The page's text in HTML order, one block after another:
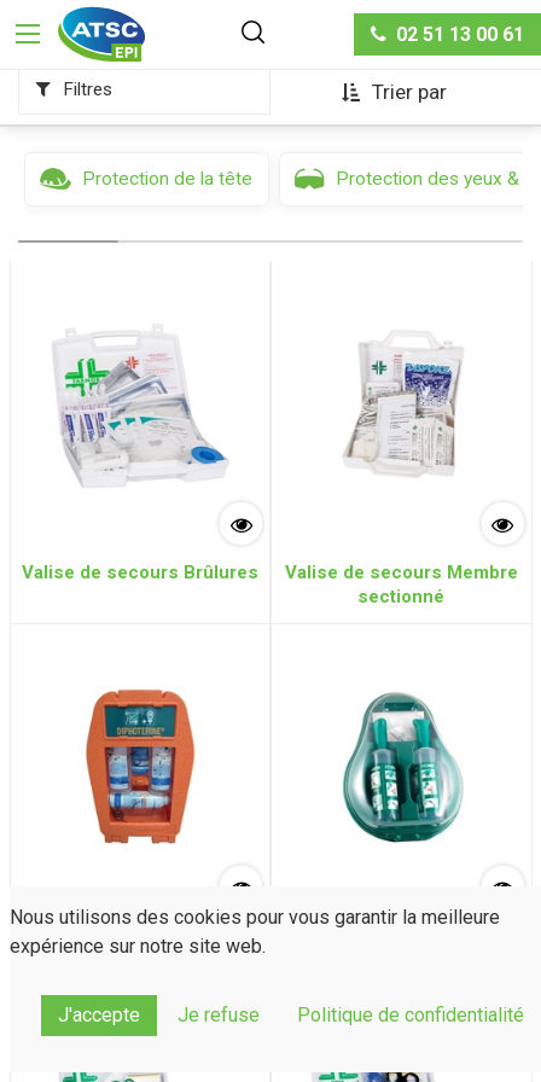
02 51 13 00 61
Hygiène & sécurité Soins et sécurité
Filtres Trier par
Protection de la tête Protection des yeux &
Valise de secours Brûlures
Valise de secours Membre
sectionné
Station murale de
Diphotérine
Nous utilisons des cookies pour vous garantir la meilleure
expérience sur notre site web.
J'accepte Je refuse Politique de confidentialité